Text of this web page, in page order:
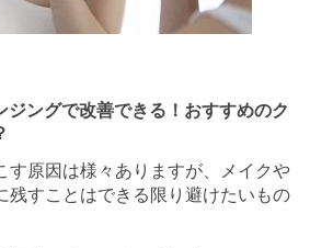
ジングで改善できる！おすすめのク
す原因は様々ありますが、メイクや
残すことはできる限り避けたいもの